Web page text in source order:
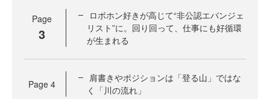
Page
3
ロボホン好きが高じて“非公認エバンジェ
リスト”に。回り回って、仕事にも好循環
が生まれる
Page 4
肩書きやポジションは「登る山」ではな
く「川の流れ」